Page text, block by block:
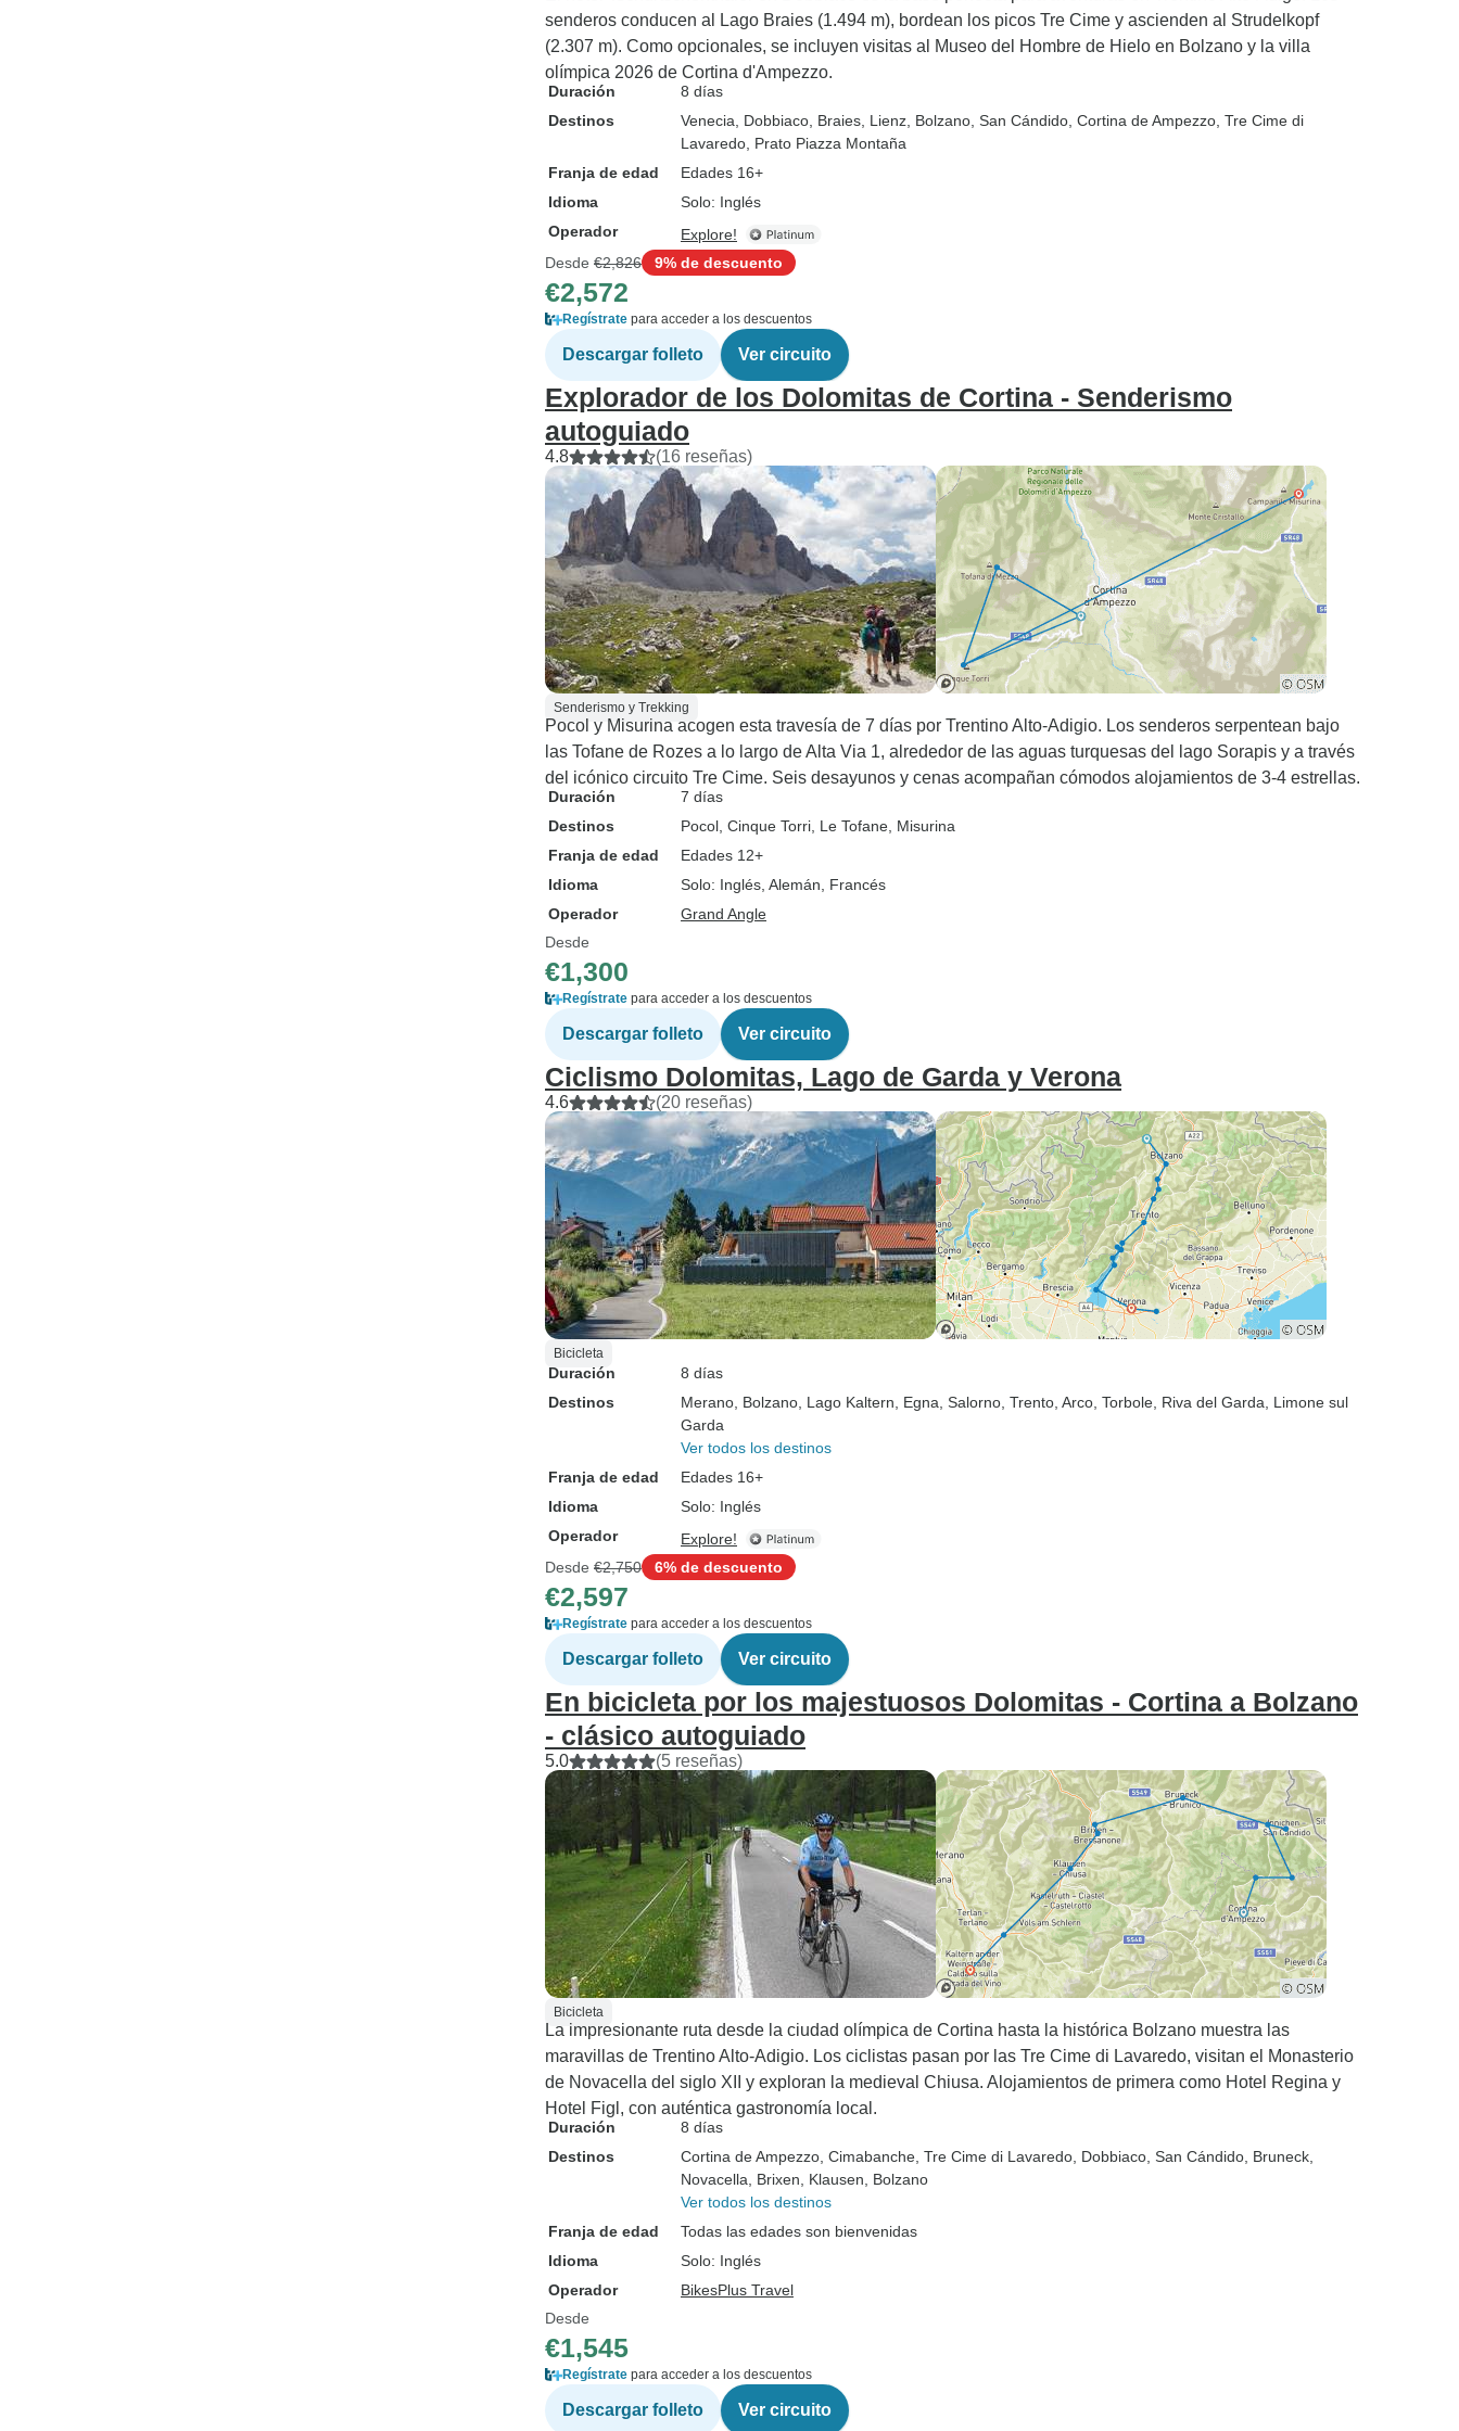
senderos conducen al Lago Braies (1.494 m), bordean los picos Tre Cime y ascienden al Strudelkopf
(2.307 m). Como opcionales, se incluyen visitas al Museo del Hombre de Hielo en Bolzano y la villa
olímpica 2026 de Cortina d'Ampezzo.
Duración
8 días
Destinos
Venecia , Dobbiaco , Braies , Lienz , Bolzano , San Cándido , Cortina de Ampezzo , Tre Cime di
Lavaredo , Prato Piazza Montaña
Franja de edad
Edades 16+
Idioma
Solo: Inglés
Operador
Explore!
Desde €2,826 9% de descuento
€2,572
Regístrate para acceder a los descuentos
Descargar folleto Ver circuito
Explorador de los Dolomitas de Cortina - Senderismo
autoguiado
4.8 (16 reseñas)
Senderismo y Trekking
Pocol y Misurina acogen esta travesía de 7 días por Trentino Alto-Adigio. Los senderos serpentean bajo
las Tofane de Rozes a lo largo de Alta Via 1, alrededor de las aguas turquesas del lago Sorapis y a través
del icónico circuito Tre Cime. Seis desayunos y cenas acompañan cómodos alojamientos de 3-4 estrellas.
Duración
7 días
Destinos
Pocol , Cinque Torri , Le Tofane , Misurina
Franja de edad
Edades 12+
Idioma
Solo: Inglés, Alemán, Francés
Operador
Grand Angle
Desde
€1,300
Regístrate para acceder a los descuentos
Descargar folleto Ver circuito
Ciclismo Dolomitas, Lago de Garda y Verona
4.6 (20 reseñas)
Bicicleta
Duración
8 días
Destinos
Merano , Bolzano , Lago Kaltern , Egna , Salorno , Trento , Arco , Torbole , Riva del Garda , Limone sul
Garda
Ver todos los destinos
Franja de edad
Edades 16+
Idioma
Solo: Inglés
Operador
Explore!
Desde €2,750 6% de descuento
€2,597
Regístrate para acceder a los descuentos
Descargar folleto Ver circuito
En bicicleta por los majestuosos Dolomitas - Cortina a Bolzano
- clásico autoguiado
5.0 (5 reseñas)
Bicicleta
La impresionante ruta desde la ciudad olímpica de Cortina hasta la histórica Bolzano muestra las
maravillas de Trentino Alto-Adigio. Los ciclistas pasan por las Tre Cime di Lavaredo, visitan el Monasterio
de Novacella del siglo XII y exploran la medieval Chiusa. Alojamientos de primera como Hotel Regina y
Hotel Figl, con auténtica gastronomía local.
Duración
8 días
Destinos
Cortina de Ampezzo , Cimabanche , Tre Cime di Lavaredo , Dobbiaco , San Cándido , Bruneck
Novacella , Brixen , Klausen , Bolzano
Ver todos los destinos
Franja de edad
Todas las edades son bienvenidas
Idioma
Solo: Inglés
Operador
BikesPlus Travel
Desde
€1,545
Regístrate para acceder a los descuentos
Descargar folleto Ver circuito